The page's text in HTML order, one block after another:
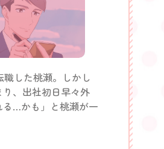
した桃瀬。しかし
、出社初日早々外
…かも」と桃瀬が一